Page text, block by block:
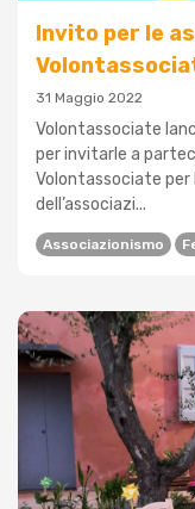
Invito per le
31 Maggio 2022
Volontassociate
per invitarle a
Volontassociate
dell’associazi...
Associazionismo